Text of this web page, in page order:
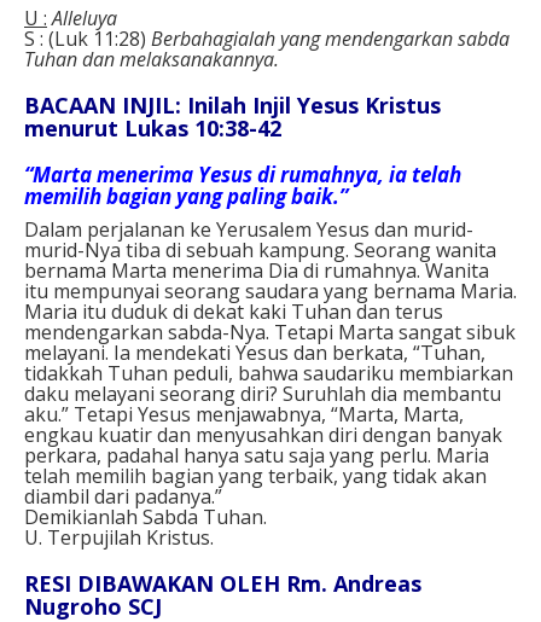
U : Alleluya
S : (Luk 11:28) Berbahagialah yang mendengarkan sabda
Tuhan dan melaksanakannya.
BACAAN INJIL: Inilah Injil Yesus Kristus
menurut Lukas 10:38-42
“Marta menerima Yesus di rumahnya, ia telah
memilih bagian yang paling baik.”
Dalam perjalanan ke Yerusalem Yesus dan murid-
murid-Nya tiba di sebuah kampung. Seorang wanita
bernama Marta menerima Dia di rumahnya. Wanita
itu mempunyai seorang saudara yang bernama Maria.
Maria itu duduk di dekat kaki Tuhan dan terus
mendengarkan sabda-Nya. Tetapi Marta sangat sibuk
melayani. Ia mendekati Yesus dan berkata, “Tuhan,
tidakkah Tuhan peduli, bahwa saudariku membiarkan
daku melayani seorang diri? Suruhlah dia membantu
aku.” Tetapi Yesus menjawabnya, “Marta, Marta,
engkau kuatir dan menyusahkan diri dengan banyak
perkara, padahal hanya satu saja yang perlu. Maria
telah memilih bagian yang terbaik, yang tidak akan
diambil dari padanya.”
Demikianlah Sabda Tuhan.
U. Terpujilah Kristus.
RESI DIBAWAKAN OLEH Rm. Andreas
Nugroho SCJ